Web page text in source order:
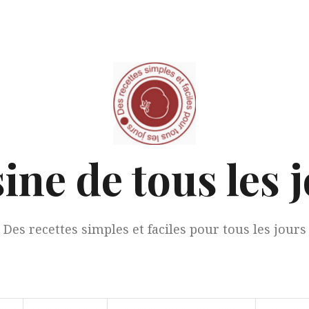
de tous les
Des recettes simples et faciles pour tous les jours